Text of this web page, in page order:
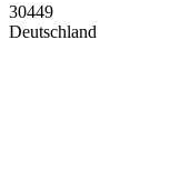
30449
Deutschland